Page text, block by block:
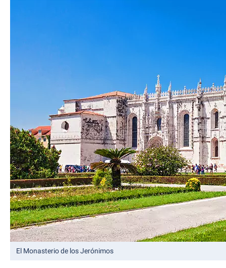
El Monasterio de los Jerónimos